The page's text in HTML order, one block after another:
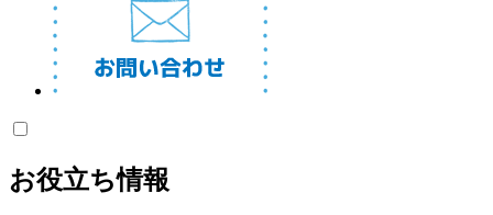
お役立ち情報